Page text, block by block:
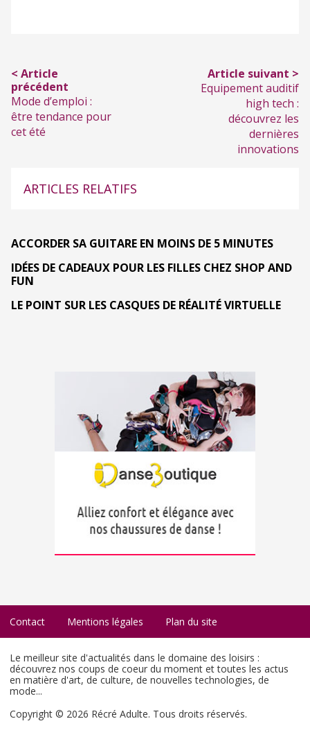
< Article
précédent
Mode d’emploi :
être tendance pour
cet été
Article suivant >
Equipement auditif
high tech :
découvrez les
dernières
innovations
ARTICLES RELATIFS
ACCORDER SA GUITARE EN MOINS DE 5 MINUTES
IDÉES DE CADEAUX POUR LES FILLES CHEZ SHOP AND
FUN
LE POINT SUR LES CASQUES DE RÉALITÉ VIRTUELLE
Contact Mentions légales Plan du site
Le meilleur site d'actualités dans le domaine des loisirs :
découvrez nos coups de coeur du moment et toutes les actus
en matière d'art, de culture, de nouvelles technologies, de
mode...
Copyright © 2026 Récré Adulte. Tous droits réservés.